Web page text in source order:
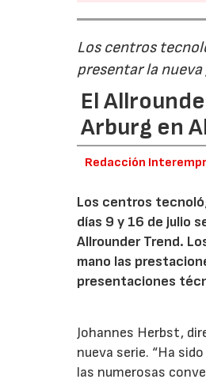
Los centros
presentar la
El
Arburg en
Redacción
Los centros
días 9 y 16 de julio
Allrounder Trend.
mano las
presentaciones
Johannes Herbst,
nueva serie. “Ha
las numerosas